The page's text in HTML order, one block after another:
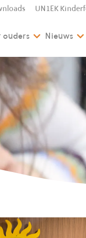
UN1EK
ouders Nieuws